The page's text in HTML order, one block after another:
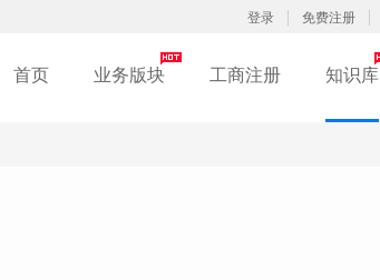
登录 免费注册
首页 业务版块 工商注册 知识库